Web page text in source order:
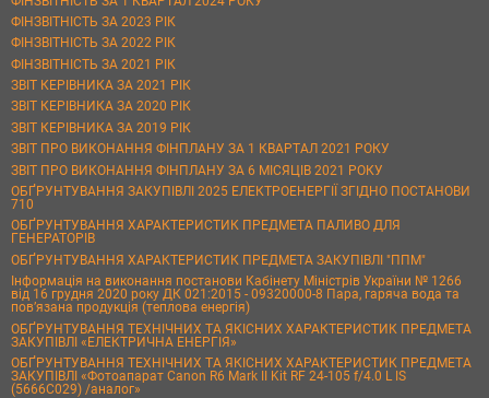
ФІНЗВІТНІСТЬ ЗА 2023 РІК
ФІНЗВІТНІСТЬ ЗА 2022 РІК
ФІНЗВІТНІСТЬ ЗА 2021 РІК
ЗВІТ КЕРІВНИКА ЗА 2021 РІК
ЗВІТ КЕРІВНИКА ЗА 2020 РІК
ЗВІТ КЕРІВНИКА ЗА 2019 РІК
ЗВІТ ПРО ВИКОНАННЯ ФІНПЛАНУ ЗА 1 КВАРТАЛ 2021 РОКУ
ЗВІТ ПРО ВИКОНАННЯ ФІНПЛАНУ ЗА 6 МІСЯЦІВ 2021 РОКУ
ОБҐРУНТУВАННЯ ЗАКУПІВЛІ 2025 ЕЛЕКТРОЕНЕРГІЇ ЗГІДНО ПОСТАНОВИ
710
ОБҐРУНТУВАННЯ ХАРАКТЕРИСТИК ПРЕДМЕТА ПАЛИВО ДЛЯ
ГЕНЕРАТОРІВ
ОБҐРУНТУВАННЯ ХАРАКТЕРИСТИК ПРЕДМЕТА ЗАКУПІВЛІ "ППМ"
Інформація на виконання постанови Кабінету Міністрів України № 1266
від 16 грудня 2020 року ДК 021:2015 - 09320000-8 Пара, гаряча вода та
пов’язана продукція (теплова енергія)
ОБҐРУНТУВАННЯ ТЕХНІЧНИХ ТА ЯКІСНИХ ХАРАКТЕРИСТИК ПРЕДМЕТА
ЗАКУПІВЛІ «ЕЛЕКТРИЧНА ЕНЕРГІЯ»
ОБҐРУНТУВАННЯ ТЕХНІЧНИХ ТА ЯКІСНИХ ХАРАКТЕРИСТИК ПРЕДМЕТА
ЗАКУПІВЛІ «Фотоапарат Canon R6 Mark II Kit RF 24-105 f/4.0 L IS
(5666C029) /аналог»